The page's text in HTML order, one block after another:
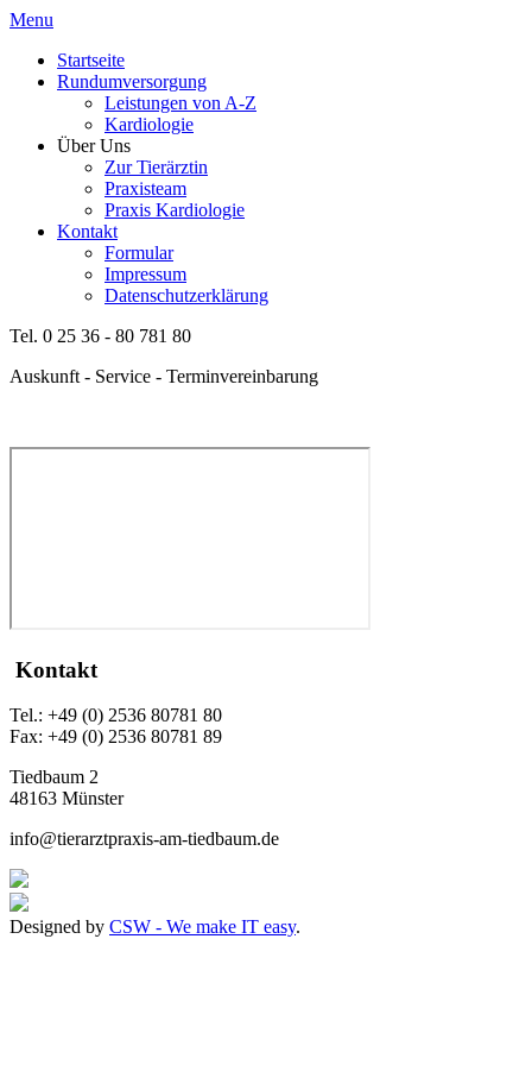
Menu
Startseite
Rundumversorgung
Leistungen von A-Z
Kardiologie
Über Uns
Zur Tierärztin
Praxisteam
Praxis Kardiologie
Kontakt
Formular
Impressum
Datenschutzerklärung
Tel. 0 25 36 - 80 781 80
Auskunft - Service - Terminvereinbarung
Kontakt
Tel.: +49 (0) 2536 80781 80
Fax: +49 (0) 2536 80781 89
Tiedbaum 2
48163 Münster
info@tierarztpraxis-am-tiedbaum.de
Designed by CSW - We make IT easy.